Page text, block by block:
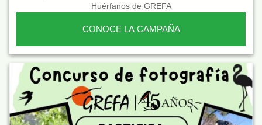
Huérfanos de GREFA
CONOCE LA CAMPAÑA